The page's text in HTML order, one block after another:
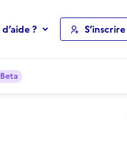
? S’inscrire
Beta